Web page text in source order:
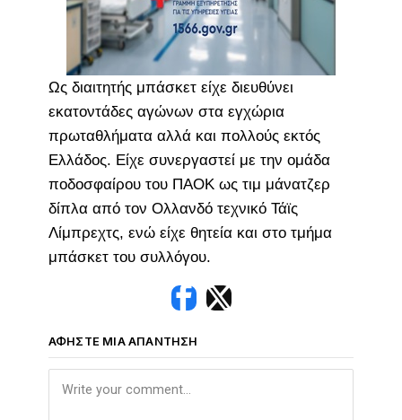
Ως διαιτητής μπάσκετ είχε διευθύνει
εκατοντάδες αγώνων στα εγχώρια
πρωταθλήματα αλλά και πολλούς εκτός
Ελλάδος. Είχε συνεργαστεί με την ομάδα
ποδοσφαίρου του ΠΑΟΚ ως τιμ μάνατζερ
δίπλα από τον Ολλανδό τεχνικό Τάϊς
Λίμπρεχτς, ενώ είχε θητεία και στο τμήμα
μπάσκετ του συλλόγου.
ΑΦΉΣΤΕ ΜΙΑ ΑΠΆΝΤΗΣΗ